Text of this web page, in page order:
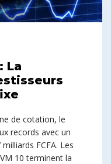
La
de cotation, le
records avec un
FCFA. Les
10 terminent la